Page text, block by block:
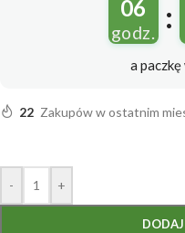
06
godz. :
a
22 Zakupów w ostatnim
- +